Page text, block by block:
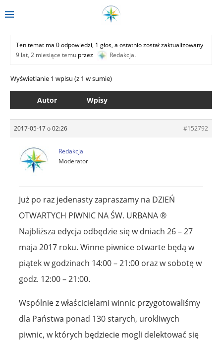
Ten temat ma 0 odpowiedzi, 1 głos, a ostatnio został zaktualizowany
9 lat, 2 miesiące temu przez Redakcja.
Wyświetlanie 1 wpisu (z 1 w sumie)
Autor Wpisy
2017-05-17 o 02:26 #152792
Redakcja
Moderator
Już po raz jedenasty zapraszamy na DZIEŃ
OTWARTYCH PIWNIC NA ŚW. URBANA ®
Najbliższa edycja odbędzie się w dniach 26 – 27
maja 2017 roku. Winne piwnice otwarte będą w
piątek w godzinach 14:00 – 21:00 oraz w sobotę w
godz. 12:00 – 21:00.
Wspólnie z właścicielami winnic przygotowaliśmy
dla Państwa ponad 130 starych, urokliwych
piwnic, w których będziecie mogli delektować się